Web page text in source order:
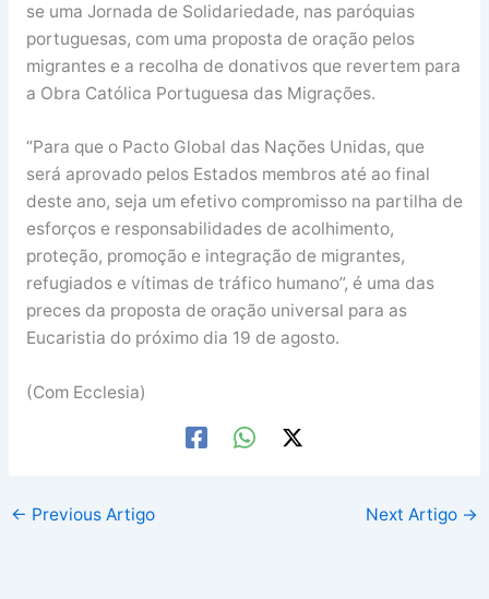
se uma Jornada de Solidariedade, nas paróquias
portuguesas, com uma proposta de oração pelos
migrantes e a recolha de donativos que revertem para
a Obra Católica Portuguesa das Migrações.
“Para que o Pacto Global das Nações Unidas, que
será aprovado pelos Estados membros até ao final
deste ano, seja um efetivo compromisso na partilha de
esforços e responsabilidades de acolhimento,
proteção, promoção e integração de migrantes,
refugiados e vítimas de tráfico humano”, é uma das
preces da proposta de oração universal para as
Eucaristia do próximo dia 19 de agosto.
(Com Ecclesia)
← Previous Artigo Next Artigo →